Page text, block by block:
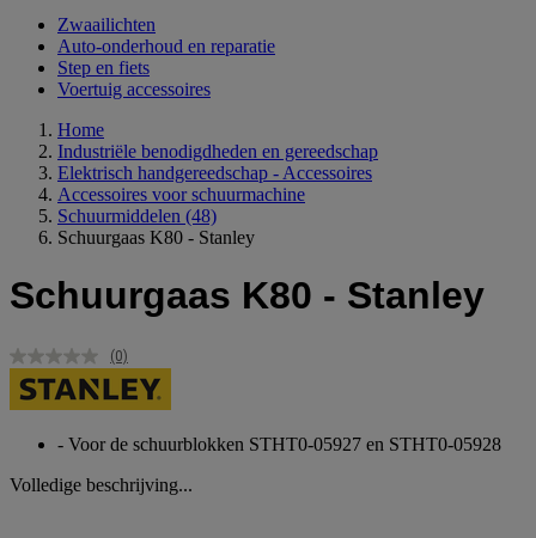
Zwaailichten
Auto-onderhoud en reparatie
Step en fiets
Voertuig accessoires
Home
Industriële benodigdheden en gereedschap
Elektrisch handgereedschap - Accessoires
Accessoires voor schuurmachine
Schuurmiddelen (48)
Schuurgaas K80 - Stanley
Schuurgaas K80 - Stanley
Geen
scorewaarde.
Dezelfde
(0)
- Voor de schuurblokken STHT0-05927 en STHT0-05928
Volledige beschrijving...